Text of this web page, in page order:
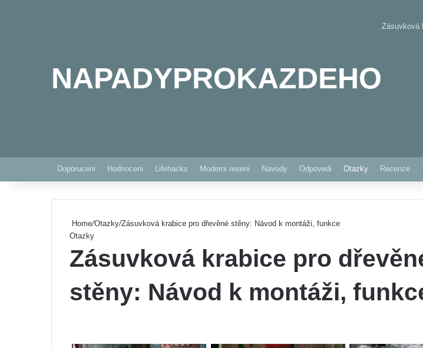
NAPADYPROKAZDEHO
Zásuvková
Doporuceni Hodnoceni Lifehacks Moderni reseni Navody Odpovedi Otazky Recenze
Home/Otazky/Zásuvková krabice pro dřevěné stěny: Návod k montáži, funkce
Otazky
Zásuvková krabice pro
stěny: Návod k montáži,